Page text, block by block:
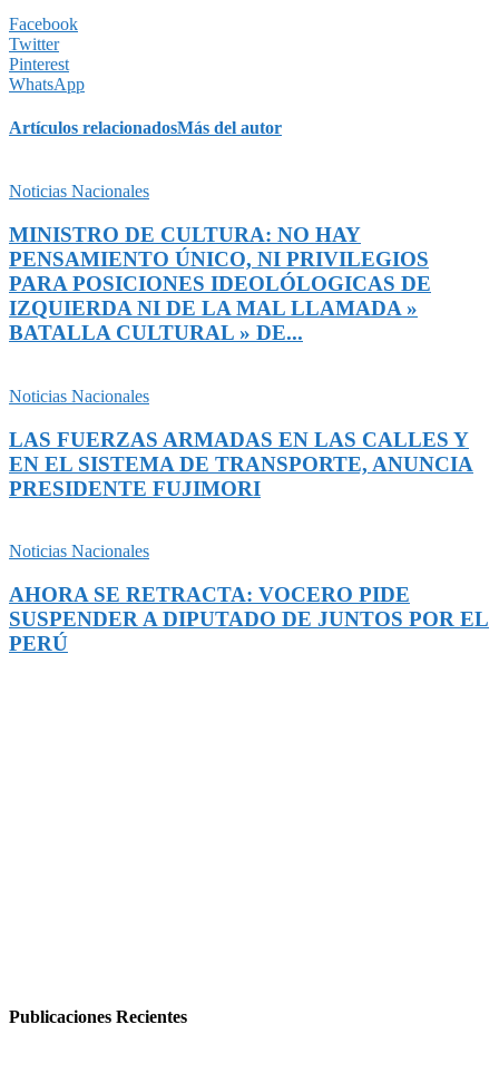
Facebook
Twitter
Pinterest
WhatsApp
Artículos relacionadosMás del autor
Noticias Nacionales
MINISTRO DE CULTURA: NO HAY
PENSAMIENTO ÚNICO, NI PRIVILEGIOS
PARA POSICIONES IDEOLÓLOGICAS DE
IZQUIERDA NI DE LA MAL LLAMADA »
BATALLA CULTURAL » DE...
Noticias Nacionales
LAS FUERZAS ARMADAS EN LAS CALLES Y
EN EL SISTEMA DE TRANSPORTE, ANUNCIA
PRESIDENTE FUJIMORI
Noticias Nacionales
AHORA SE RETRACTA: VOCERO PIDE
SUSPENDER A DIPUTADO DE JUNTOS POR EL
PERÚ
Publicaciones Recientes